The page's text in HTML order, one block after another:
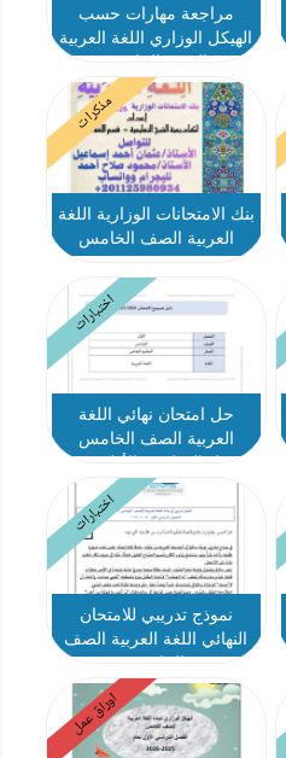
مراجعة مهارات حسب
الهيكل الوزاري اللغة العربية
مذكرات
بنك الامتحانات الوزارية اللغة
العربية الصف الخامس
اختبارات
حل امتحان نهائي اللغة
العربية الصف الخامس
2025
اختبارات
نموذج تدريبي للامتحان
النهائي اللغة العربية الصف
اوراق عمل